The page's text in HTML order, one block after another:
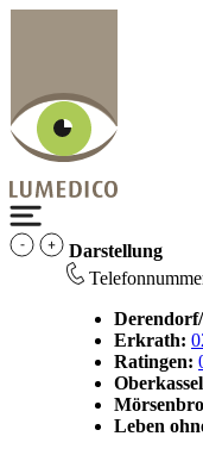
Darstellung
Erkrath:
Ratingen:
Leben